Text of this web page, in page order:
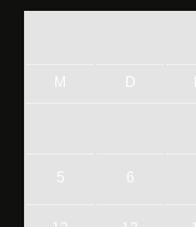
M D
5 6